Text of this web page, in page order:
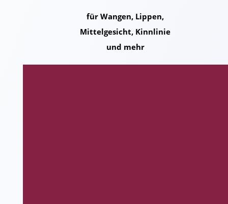
für Wangen, Lippen,
Mittelgesicht, Kinnlinie
und mehr